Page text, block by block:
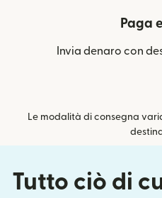
Paga
Invia denaro con
Le modalità di consegna
Tutto ciò di